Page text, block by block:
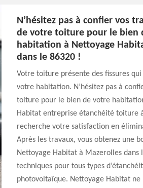
N’hésitez pas à confier vos
de votre toiture pour le bien
habitation à Nettoyage
dans le 86320 !
Votre toiture présente des fissures
votre habitation. N’hésitez pas à
toiture pour le bien de votre
Habitat entreprise étanchéité toiture
recherche votre satisfaction en
Après les travaux, vous obtenez une
Nettoyage Habitat à Mazerolles dans
techniques pour tous types
photovoltaïque. Nettoyage Habitat